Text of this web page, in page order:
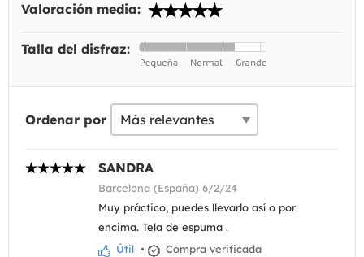
Valoración media:
Talla del disfraz:
Ordenar por
SANDRA
Barcelona (España) 6/2/24
Muy práctico, puedes llevarlo así o por
encima. Tela de espuma .
Útil • Compra verificada